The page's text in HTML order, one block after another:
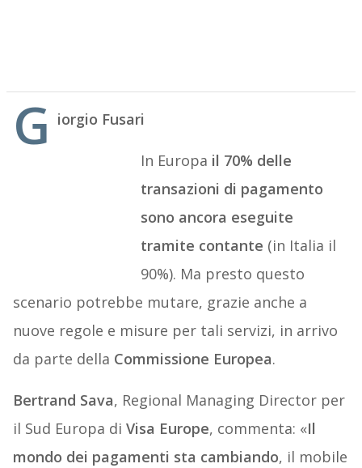
G iorgio Fusari
In Europa il 70% delle
transazioni di pagamento
sono ancora eseguite
tramite contante (in Italia il
90%). Ma presto questo
scenario potrebbe mutare, grazie anche a
nuove regole e misure per tali servizi, in arrivo
da parte della Commissione Europea.
Bertrand Sava, Regional Managing Director per
il Sud Europa di Visa Europe, commenta: «Il
mondo dei pagamenti sta cambiando, il mobile